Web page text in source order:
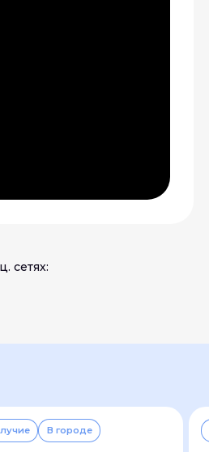
сетях:
В городе